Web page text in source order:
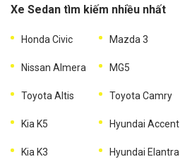
Xe Sedan tìm kiếm nhiều nhất
Honda Civic Mazda 3
Nissan Almera MG5
Toyota Altis Toyota Camry
Kia K5 Hyundai Accent
Kia K3 Hyundai Elantra